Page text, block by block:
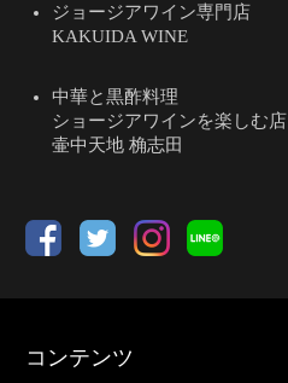
ジョージアワイン専門店
KAKUIDA WINE
中華と黒酢料理
ショージアワインを楽しむ店
壷中天地 桷志田
コンテンツ